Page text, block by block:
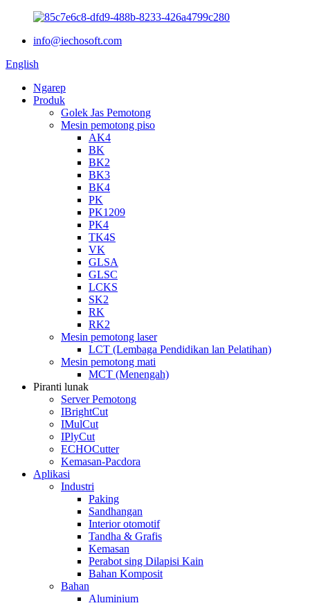
info@iechosoft.com
English
Ngarep
Produk
Golek Jas Pemotong
Mesin pemotong piso
AK4
BK
BK2
BK3
BK4
PK
PK1209
PK4
TK4S
VK
GLSA
GLSC
LCKS
SK2
RK
RK2
Mesin pemotong laser
LCT (Lembaga Pendidikan lan Pelatihan)
Mesin pemotong mati
MCT (Menengah)
Piranti lunak
Server Pemotong
IBrightCut
IMulCut
IPlyCut
ECHOCutter
Kemasan-Pacdora
Aplikasi
Industri
Paking
Sandhangan
Interior otomotif
Tandha & Grafis
Kemasan
Perabot sing Dilapisi Kain
Bahan Komposit
Bahan
Aluminium